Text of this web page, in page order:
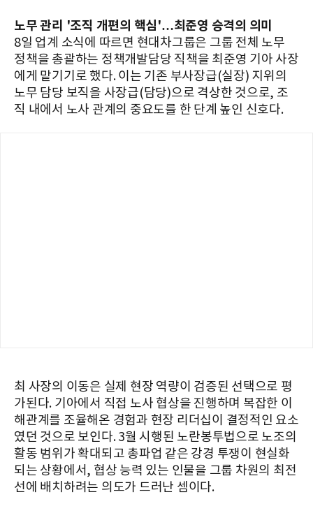
노무 관리 '조직 개편의 핵심'…최준영 승격의 의미
8일 업계 소식에 따르면 현대차그룹은 그룹 전체 노무
정책을 총괄하는 정책개발담당 직책을 최준영 기아 사장
에게 맡기기로 했다. 이는 기존 부사장급(실장) 지위의
노무 담당 보직을 사장급(담당)으로 격상한 것으로, 조
직 내에서 노사 관계의 중요도를 한 단계 높인 신호다.
최 사장의 이동은 실제 현장 역량이 검증된 선택으로 평
가된다. 기아에서 직접 노사 협상을 진행하며 복잡한 이
해관계를 조율해온 경험과 현장 리더십이 결정적인 요소
였던 것으로 보인다. 3월 시행된 노란봉투법으로 노조의
활동 범위가 확대되고 총파업 같은 강경 투쟁이 현실화
되는 상황에서, 협상 능력 있는 인물을 그룹 차원의 최전
선에 배치하려는 의도가 드러난 셈이다.